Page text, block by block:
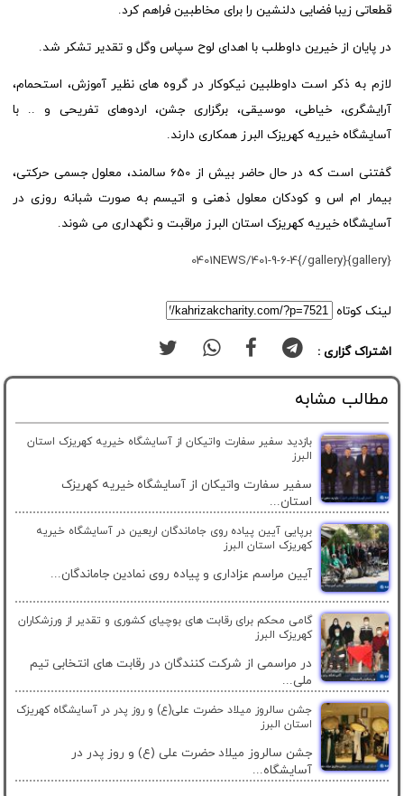
قطعاتی زیبا فضایی دلنشین را برای مخاطبین فراهم کرد.
در پایان از خیرین داوطلب با اهدای لوح سپاس وگل و تقدیر تشکر شد.
لازم به ذکر است داوطلبین نیکوکار در گروه های نظیر آموزش، استحمام،
آرایشگری، خیاطی، موسیقی، برگزاری جشن، اردوهای تفریحی و .. با
آسایشگاه خیریه کهریزک البرز همکاری دارند.
گفتنی است که در حال حاضر بیش از 650 سالمند، معلول جسمی حرکتی،
بیمار ام اس و کودکان معلول ذهنی و اتیسم به صورت شبانه روزی در
آسایشگاه خیریه کهریزک استان البرز مراقبت و نگهداری می شوند.
{gallery}0401NEWS/401-9-6-4{/gallery}
لینک کوتاه
اشتراک گزاری :
مطالب مشابه
بازدید سفیر سفارت واتیکان از آسایشگاه خیریه کهریزک استان
البرز
سفیر سفارت واتیکان از آسایشگاه خیریه کهریزک
استان...
برپایی آیین پیاده روی جاماندگان اربعین در آسایشگاه خیریه
کهریزک استان البرز
آیین مراسم عزاداری و پیاده روی نمادین جاماندگان...
گامی محکم برای رقابت های بوچیای کشوری و تقدیر از ورزشکاران
کهریزک البرز
در مراسمی از شرکت کنندگان در رقابت های انتخابی تیم
ملی...
جشن سالروز میلاد حضرت علی(ع) و روز پدر در آسایشگاه کهریزک
استان البرز
جشن سالروز میلاد حضرت علی (ع) و روز پدر در
آسایشگاه...